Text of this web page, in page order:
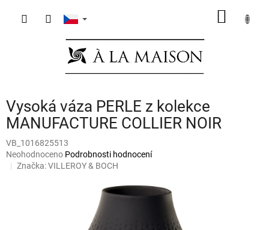
Vysoká váza PERLE z kolekce
MANUFACTURE COLLIER NOIR
VB_1016825513
Průměrné
hodnocení
Neohodnoceno Podrobnosti hodnocení
Značka:VILLEROY & BOCH